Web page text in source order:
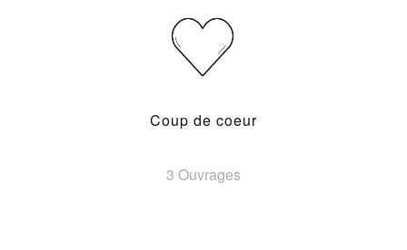
Coup de coeur
3 Ouvrages